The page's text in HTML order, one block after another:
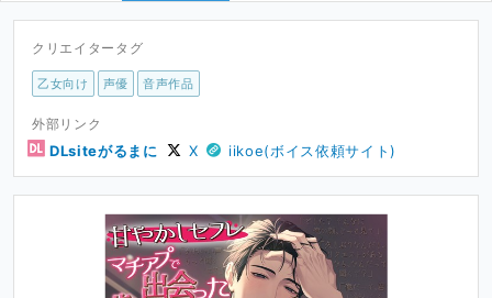
クリエイタータグ
乙女向け 声優 音声作品
外部リンク
DLsiteがるまに X iikoe(ボイス依頼サイト)